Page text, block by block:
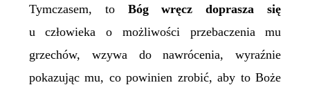
Tymczasem, to Bóg wręcz doprasza się
u człowieka o możliwości przebaczenia mu
grzechów, wzywa do nawrócenia, wyraźnie
pokazując mu, co powinien zrobić, aby to Boże